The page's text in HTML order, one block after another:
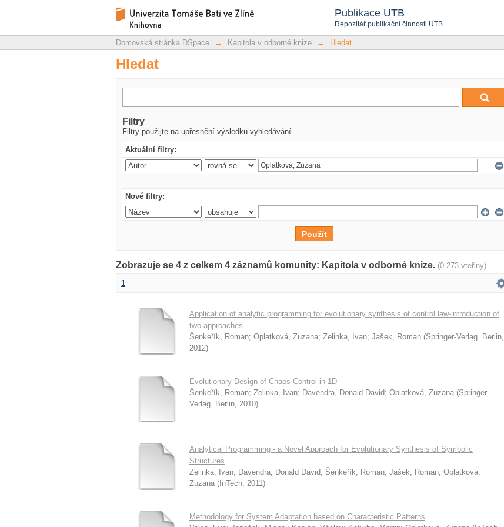
Publikace UTB
Repozitář publikační činnosti UTB
Hledat
Repozitář DSpace/Manakin
Domovská stránka DSpace → Kapitola v odborné knize → Hledat
Hledat
Filtry
Filtry použijte na upřesnění výsledků vyhledávání.
Aktuální filtry:
Nové filtry:
Zobrazuje se 4 z celkem 4 záznamů komunity: Kapitola v odborné knize. (0.273 vteřiny)
1
Application of analytic programming for evolutionary synthesis of control law-introduction of
two approaches
Šenkeřík, Roman; Oplatková, Zuzana; Zelinka, Ivan; Jašek, Roman (Springer-Verlag. Berlin,
2012)
Evolutionary Design of Chaos Control in 1D
Šenkeřík, Roman; Zelinka, Ivan; Davendra, Donald David; Oplatková, Zuzana (Springer-
Verlag. Berlin, 2010)
Analytical Programming - a Novel Approach for Evolutionary Synthesis of Symbolic
Structures
Zelinka, Ivan; Davendra, Donald David; Šenkeřík, Roman; Jašek, Roman; Oplatková,
Zuzana ( InTech, 2011)
Methodology for System Adaptation based on Characteristic Patterns